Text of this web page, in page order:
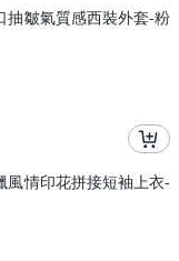
抽皺氣質感西裝外套-粉
風情印花拼接短袖上衣-